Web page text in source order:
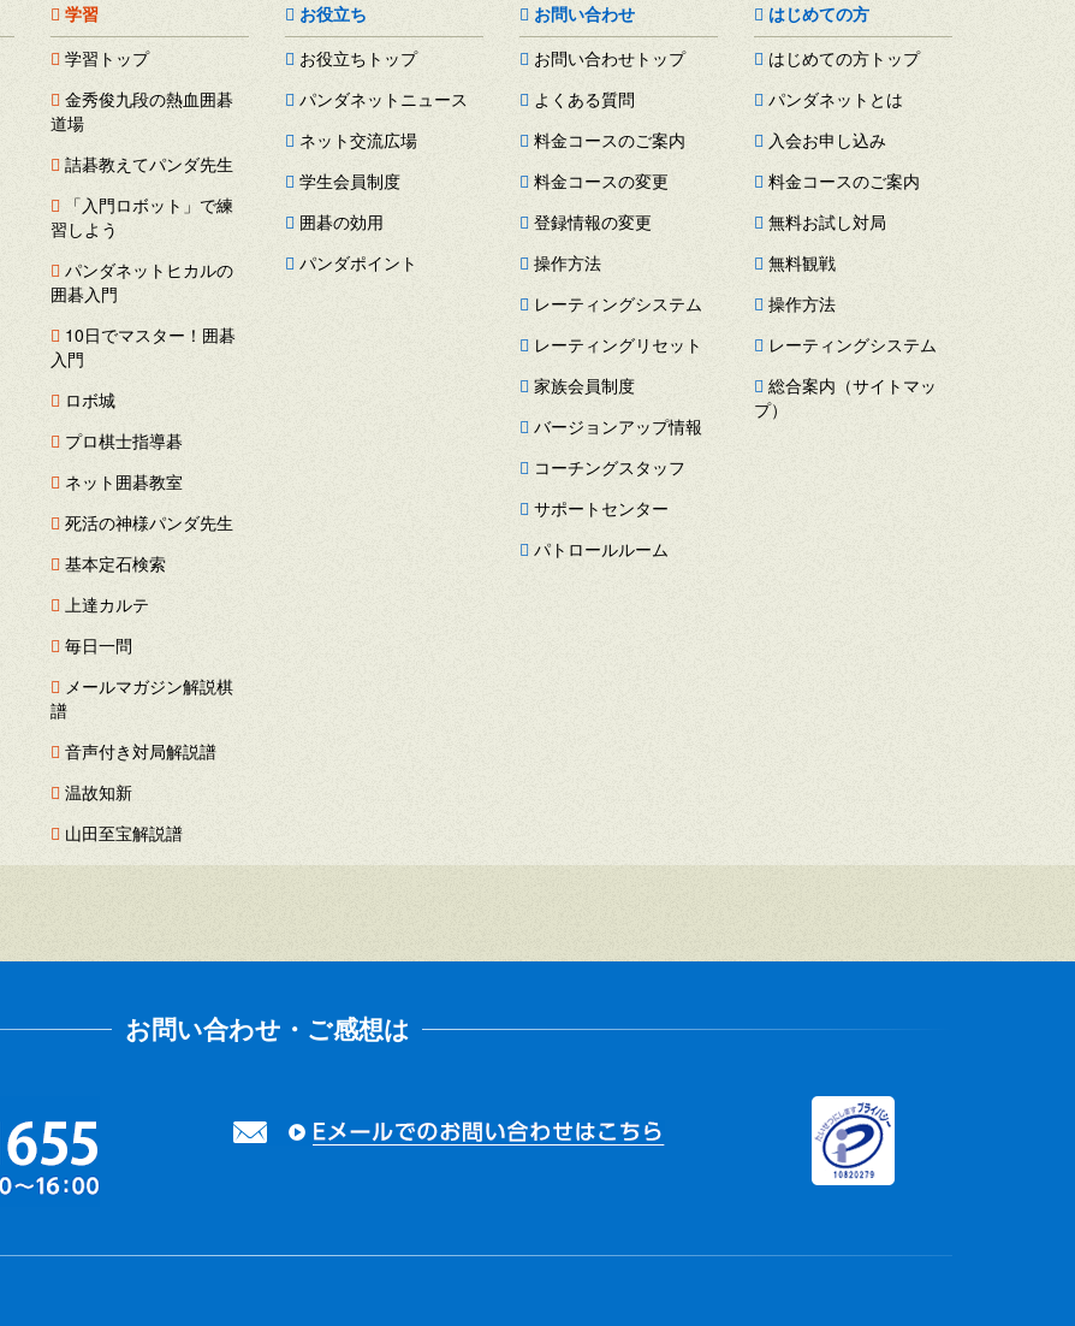
学習
学習トップ
金秀俊九段の熱血囲碁
道場
詰碁教えてパンダ先生
「入門ロボット」で練
習しよう
パンダネットヒカルの
囲碁入門
10日でマスター！囲碁
入門
ロボ城
プロ棋士指導碁
ネット囲碁教室
死活の神様パンダ先生
基本定石検索
上達カルテ
毎日一問
メールマガジン解説棋
譜
音声付き対局解説譜
温故知新
山田至宝解説譜
お役立ち
お役立ちトップ
パンダネットニュース
ネット交流広場
学生会員制度
囲碁の効用
パンダポイント
お問い合わせ
お問い合わせトップ
よくある質問
料金コースのご案内
料金コースの変更
登録情報の変更
操作方法
レーティングシステム
レーティングリセット
家族会員制度
バージョンアップ情報
コーチングスタッフ
サポートセンター
パトロールルーム
はじめての方
はじめての方トップ
パンダネットとは
入会お申し込み
料金コースのご案内
無料お試し対局
無料観戦
操作方法
レーティングシステム
総合案内（サイトマッ
プ）